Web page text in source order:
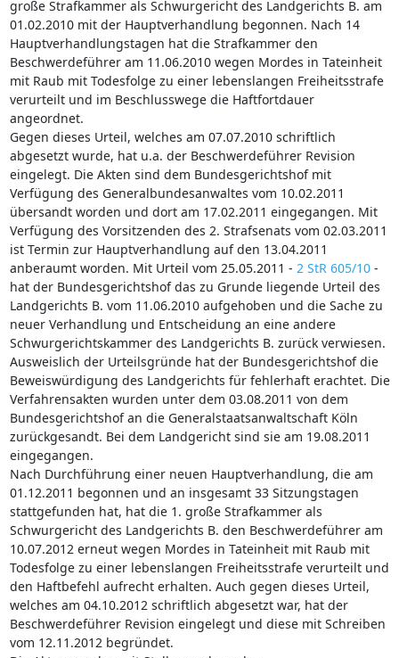
große Strafkammer als Schwurgericht des Landgerichts B. am
01.02.2010 mit der Hauptverhandlung begonnen. Nach 14
Hauptverhandlungstagen hat die Strafkammer den
Beschwerdeführer am 11.06.2010 wegen Mordes in Tateinheit
mit Raub mit Todesfolge zu einer lebenslangen Freiheitsstrafe
verurteilt und im Beschlusswege die Haftfortdauer
angeordnet.
Gegen dieses Urteil, welches am 07.07.2010 schriftlich
abgesetzt wurde, hat u.a. der Beschwerdeführer Revision
eingelegt. Die Akten sind dem Bundesgerichtshof mit
Verfügung des Generalbundesanwaltes vom 10.02.2011
übersandt worden und dort am 17.02.2011 eingegangen. Mit
Verfügung des Vorsitzenden des 2. Strafsenats vom 02.03.2011
ist Termin zur Hauptverhandlung auf den 13.04.2011
anberaumt worden. Mit Urteil vom 25.05.2011 - 2 StR 605/10-
hat der Bundesgerichtshof das zu Grunde liegende Urteil des
Landgerichts B. vom 11.06.2010 aufgehoben und die Sache zu
neuer Verhandlung und Entscheidung an eine andere
Schwurgerichtskammer des Landgerichts B. zurück verwiesen.
Ausweislich der Urteilsgründe hat der Bundesgerichtshof die
Beweiswürdigung des Landgerichts für fehlerhaft erachtet. Die
Verfahrensakten wurden unter dem 03.08.2011 von dem
Bundesgerichtshof an die Generalstaatsanwaltschaft Köln
zurückgesandt. Bei dem Landgericht sind sie am 19.08.2011
eingegangen.
Nach Durchführung einer neuen Hauptverhandlung, die am
01.12.2011 begonnen und an insgesamt 33 Sitzungstagen
stattgefunden hat, hat die 1. große Strafkammer als
Schwurgericht des Landgerichts B. den Beschwerdeführer am
10.07.2012 erneut wegen Mordes in Tateinheit mit Raub mit
Todesfolge zu einer lebenslangen Freiheitsstrafe verurteilt und
den Haftbefehl aufrecht erhalten. Auch gegen dieses Urteil,
welches am 04.10.2012 schriftlich abgesetzt war, hat der
Beschwerdeführer Revision eingelegt und diese mit Schreiben
vom 12.11.2012 begründet.